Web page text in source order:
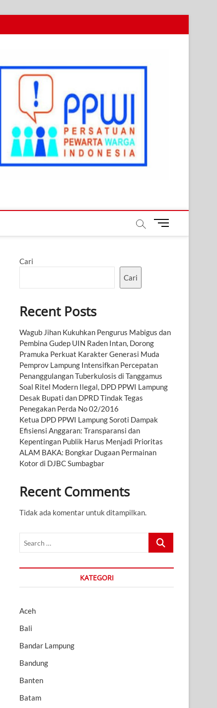
M
Cari
Cari
Recent Posts
Wagub Jihan Kukuhkan Pengurus Mabigus dan
Pembina Gudep UIN Raden Intan, Dorong
Pramuka Perkuat Karakter Generasi Muda
Pemprov Lampung Intensifkan Percepatan
Penanggulangan Tuberkulosis di Tanggamus
Soal Ritel Modern Ilegal, DPD PPWI Lampung
Desak Bupati dan DPRD Tindak Tegas
Penegakan Perda No 02/2016
Ketua DPD PPWI Lampung Soroti Dampak
Efisiensi Anggaran: Transparansi dan
Kepentingan Publik Harus Menjadi Prioritas
ALAM BAKA: Bongkar Dugaan Permainan
Kotor di DJBC Sumbagbar
Recent Comments
Tidak ada komentar untuk ditampilkan.
Search
KATEGORI
Aceh
Bali
Bandar Lampung
Bandung
Banten
Batam